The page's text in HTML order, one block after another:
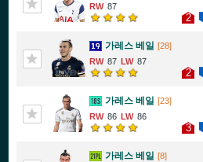
87
2
가레스 베일 [28]
87
87
2
가레스 베일 [23]
86
86
3
가레스 베일 [8]